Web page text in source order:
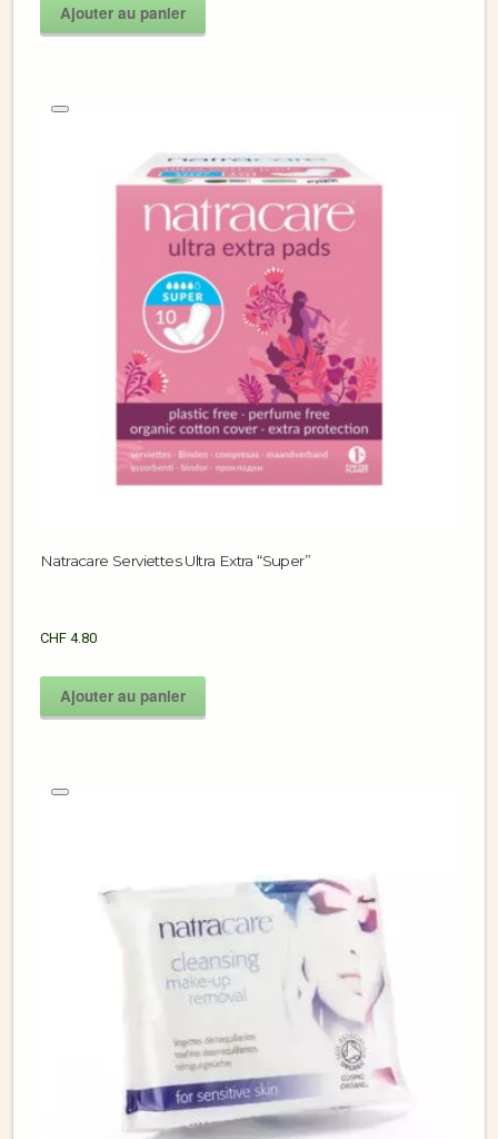
Ajouter au panier
Natracare Serviettes Ultra Extra “Super”
CHF 4.80
Ajouter au panier